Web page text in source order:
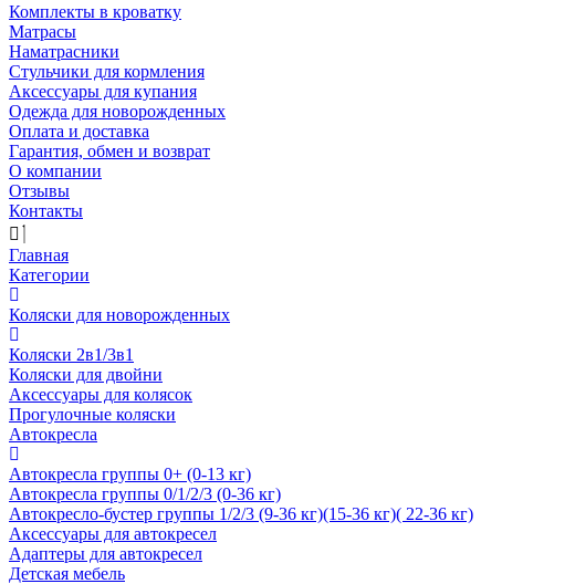
Комплекты в кроватку
Матрасы
Наматрасники
Стульчики для кормления
Аксессуары для купания
Одежда для новорожденных
Оплата и доставка
Гарантия, обмен и возврат
О компании
Отзывы
Контакты
Главная
Категории
Коляски для новорожденных
Коляски 2в1/3в1
Коляски для двойни
Аксессуары для колясок
Прогулочные коляски
Автокресла
Автокресла группы 0+ (0-13 кг)
Автокресла группы 0/1/2/3 (0-36 кг)
Автокресло-бустер группы 1/2/3 (9-36 кг)(15-36 кг)( 22-36 кг)
Аксессуары для автокресел
Адаптеры для автокресел
Детская мебель